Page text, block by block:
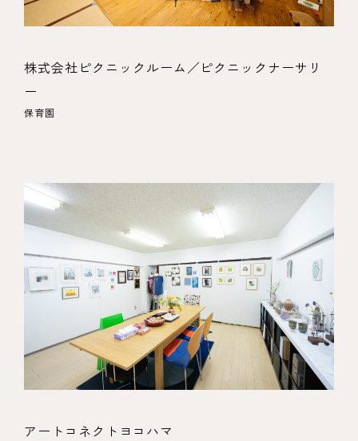
株式会社ピクニックルーム／ピクニックナーサリ
ー
保育園
アートコネクトヨコハマ